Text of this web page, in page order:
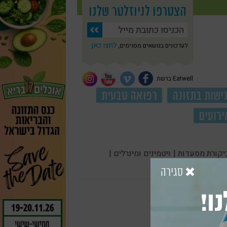
הצטרפו לניוזלטר שלנו
לעדכונים בנושאים מסוימים, לחצו כאן
Eatwell ברשת
גישות בתזונה
רפואה טבעית
מסעדות | ויטמינים ומינרלים |
סגירה